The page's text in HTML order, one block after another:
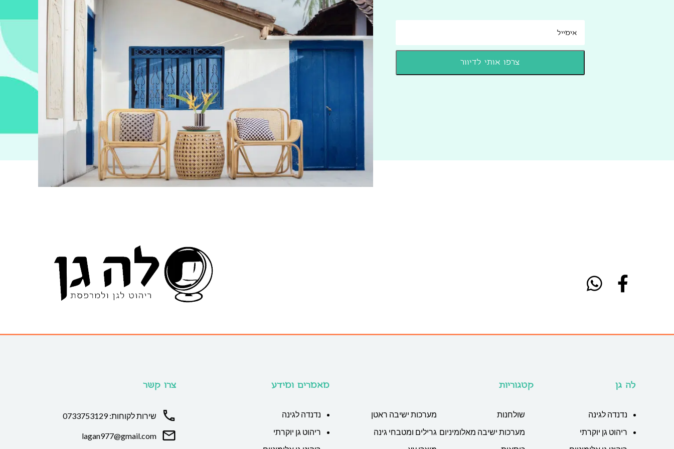
לה גן
נדנדה לגינה
ריהוט גן יוקרתי
קטגוריות
שולחנות
מערכות ישיבה ראטן
מערכות ישיבה מאלומיניום גרילים ומטבחי גינה
מאמרים ומידע
נדנדה לגינה
ריהוט גן יוקרתי
צרו קשר
שירות לקוחות: 0733753129
lagan977@gmail.com